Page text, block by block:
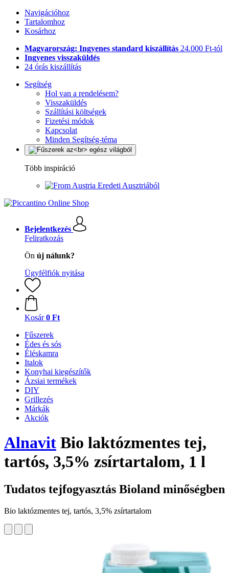
Navigációhoz
Tartalomhoz
Kosárhoz
Magyarország: Ingyenes standard kiszállítás 24.000 Ft-tól
Ingyenes visszaküldés
24 órás kiszállítás
Segítség
Hol van a rendelésem?
Visszaküldés
Szállítási költségek
Fizetési módok
Kapcsolat
Minden Segítség-téma
Több inspiráció
Eredeti Ausztriából
Bejelentkezés
Feliratkozás
Ön új nálunk?
Ügyfélfiók nyitása
Kosár 0 Ft
Fűszerek
Édes és sós
Éléskamra
Italok
Konyhai kiegészítők
Ázsiai termékek
DIY
Grillezés
Márkák
Akciók
Alnavit Bio laktózmentes tej,
tartós, 3,5% zsírtartalom, 1 l
Tudatos tejfogyasztás Bioland minőségben
Bio laktózmentes tej, tartós, 3,5% zsírtartalom